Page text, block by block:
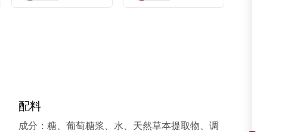
配料
成分：糖、葡萄糖浆、水、天然草本提取物、调